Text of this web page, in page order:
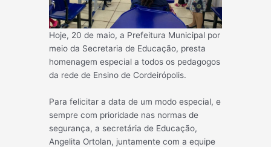
Hoje, 20 de maio, a Prefeitura Municipal por
meio da Secretaria de Educação, presta
homenagem especial a todos os pedagogos
da rede de Ensino de Cordeirópolis.
Para felicitar a data de um modo especial, e
sempre com prioridade nas normas de
segurança, a secretária de Educação,
Angelita Ortolan, juntamente com a equipe